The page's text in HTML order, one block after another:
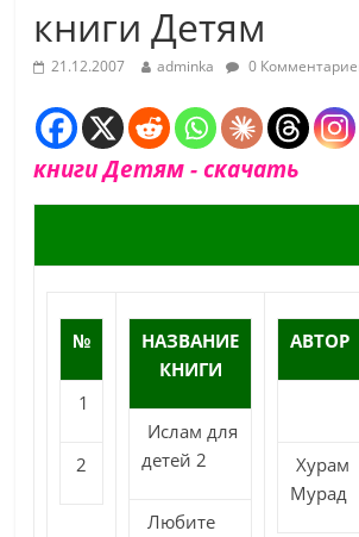
книги Детям
21.12.2007 adminka 0
книги Детям - скачать
№
1
2
НАЗВАНИЕ
КНИГИ
Ислам для
детей 2
Любите
АВТОР
Хурам
Мурад